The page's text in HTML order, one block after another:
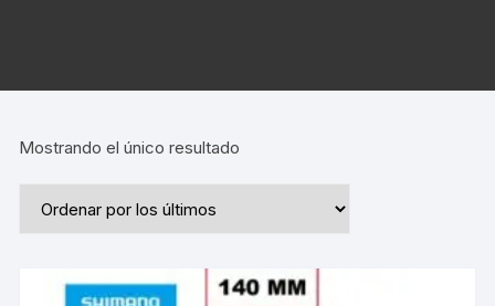
Mostrando el único resultado